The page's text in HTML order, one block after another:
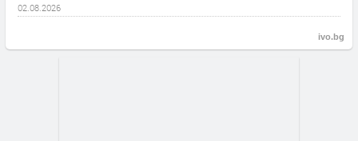
02.08.2026
ivo.bg